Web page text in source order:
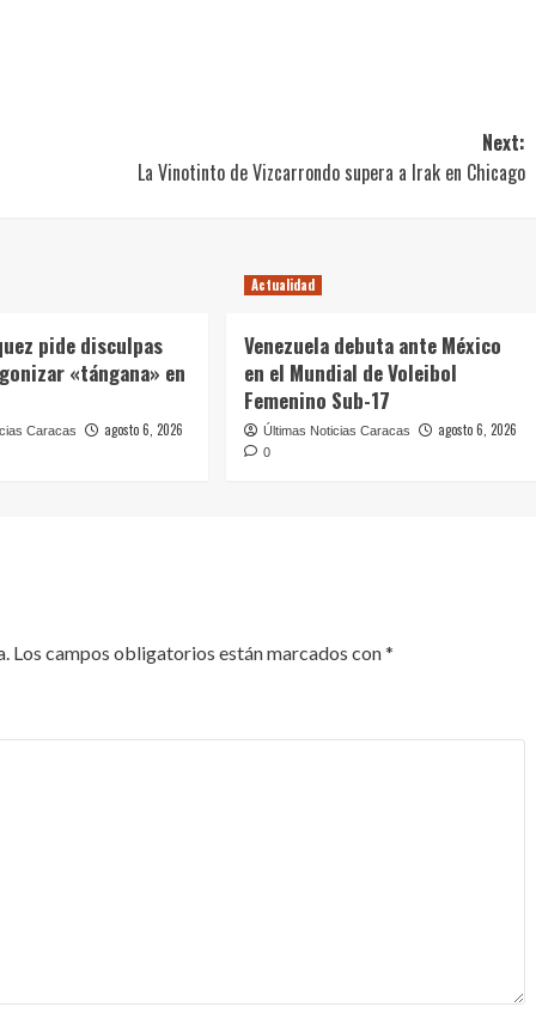
Next:
La Vinotinto de Vizcarrondo supera a Irak en Chicago
pide disculpas
«tángana» en
Caracas agosto 6, 2026
Actualidad
Venezuela debuta ante México
en el Mundial de Voleibol
Femenino Sub-17
Últimas Noticias Caracas agosto 6, 2026
0
Los campos obligatorios están marcados con*